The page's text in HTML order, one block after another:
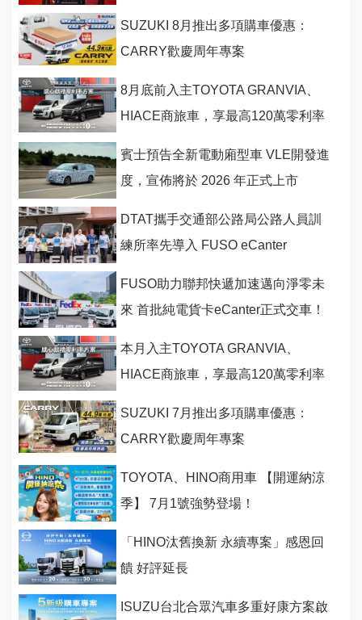
SUZUKI 8月推出多項購車優惠：
CARRY歡慶周年專案
8月底前入主TOYOTA GRANVIA、
HIACE商旅車，享最高120萬零利率
賓士預告全新電動廂型車 VLE開發進
度，宣佈將於 2026 年正式上市
DTAT攜手交通部公路局公路人員訓
練所率先導入 FUSO eCanter
FUSO助力聯邦快遞加速邁向淨零未
來 首批純電貨卡eCanter正式交車！
本月入主TOYOTA GRANVIA、
HIACE商旅車，享最高120萬零利率
SUZUKI 7月推出多項購車優惠：
CARRY歡慶周年專案
TOYOTA、HINO商用車 【開運納涼
季】 7月1號強勢登場！
「HINO汰舊換新 永續專案」感恩回
饋 好評延長
ISUZU台北合眾汽車多重好康方案啟